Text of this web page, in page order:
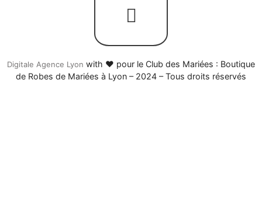
Digitale Agence Lyon with ♥ pour le Club des Mariées : Boutique
de Robes de Mariées à Lyon – 2024 – Tous droits réservés